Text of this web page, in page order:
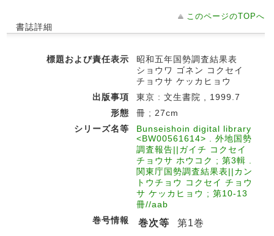
このページのTOPへ
書誌詳細
標題および責任表示
昭和五年国勢調査結果表
ショウワ ゴネン コクセイ
チョウサ ケッカヒョウ
出版事項
東京 : 文生書院 , 1999.7
形態
冊 ; 27cm
シリーズ名等
Bunseishoin digital library
<BW00561614> . 外地国勢
調査報告||ガイチ コクセイ
チョウサ ホウコク ; 第3輯 .
関東庁国勢調査結果表||カン
トウチョウ コクセイ チョウ
サ ケッカヒョウ ; 第10-13
冊//aab
巻号情報
巻次等 第1巻